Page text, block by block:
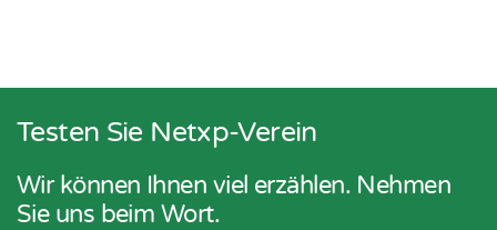
Testen Sie Netxp-Verein
Wir können Ihnen viel erzählen. Nehmen
Sie uns beim Wort.